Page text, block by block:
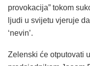
provokacija” tokom
ljudi u svijetu vjeruje
‘nevin’.
Zelenski će otputovati